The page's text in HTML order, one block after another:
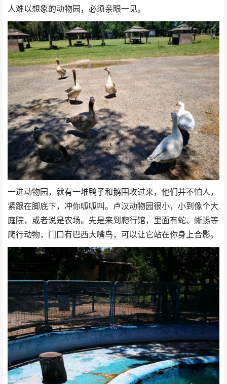
人难以想象的动物园，必须亲眼一见。
一进动物园，就有一堆鸭子和鹅围攻过来，他们并不怕人，
紧跟在脚底下，冲你呱呱叫。卢汉动物园很小，小到像个大
庭院，或者说是农场。先是来到爬行馆，里面有蛇、蜥蜴等
爬行动物，门口有巴西大嘴鸟，可以让它站在你身上合影。